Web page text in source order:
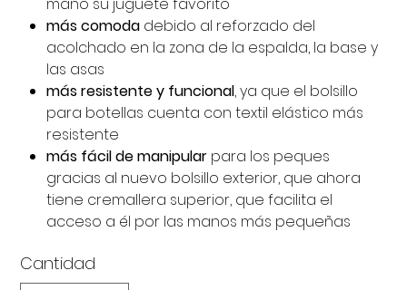
mano su juguete favorito
más comoda debido al reforzado del
acolchado en la zona de la espalda, la base y
las asas
más resistente y funcional, ya que el bolsillo
para botellas cuenta con textil elástico más
resistente
más fácil de manipular para los peques
gracias al nuevo bolsillo exterior, que ahora
tiene cremallera superior, que facilita el
acceso a él por las manos más pequeñas
Cantidad